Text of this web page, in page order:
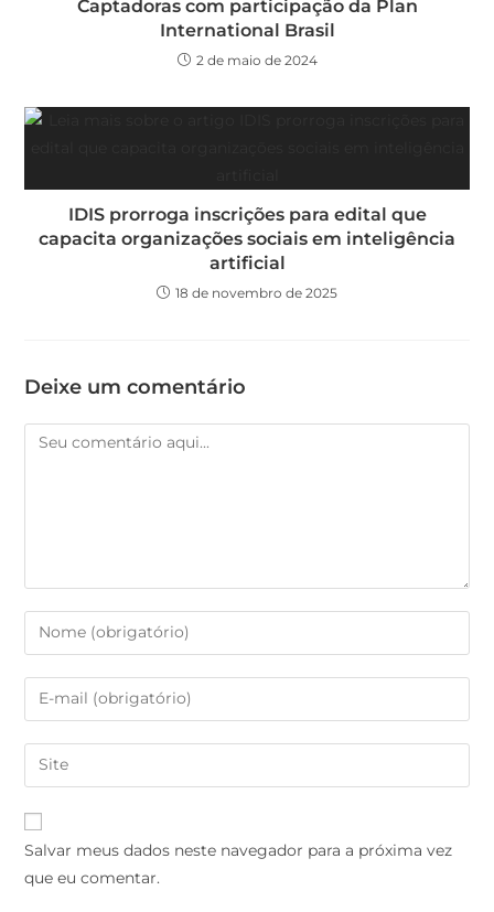
Captadoras com participação da Plan
International Brasil
2 de maio de 2024
IDIS prorroga inscrições para edital que
capacita organizações sociais em inteligência
artificial
18 de novembro de 2025
Deixe um comentário
Salvar meus dados neste navegador para a próxima vez
que eu comentar.